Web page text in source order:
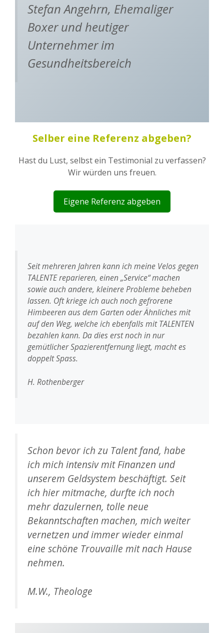
Stefan Angehrn, Ehemaliger
Boxer und heutiger
Unternehmer im
Gesundheitsbereich
Selber eine Referenz abgeben?
Hast du Lust, selbst ein Testimonial zu verfassen?
Wir würden uns freuen.
Eigene Referenz abgeben
Seit mehreren Jahren kann ich meine Velos gegen
TALENTE reparieren, einen „Service“ machen
sowie auch andere, kleinere Probleme beheben
lassen. Oft kriege ich auch noch gefrorene
Himbeeren aus dem Garten oder Ähnliches mit
auf den Weg, welche ich ebenfalls mit TALENTEN
bezahlen kann. Da dies erst noch in nur
gemütlicher Spazierentfernung liegt, macht es
doppelt Spass.
H. Rothenberger
Schon bevor ich zu Talent fand, habe
ich mich intensiv mit Finanzen und
unserem Geldsystem beschäftigt. Seit
ich hier mitmache, durfte ich noch
mehr dazulernen, tolle neue
Bekanntschaften machen, mich weiter
vernetzen und immer wieder einmal
eine schöne Trouvaille mit nach Hause
nehmen.
M.W., Theologe